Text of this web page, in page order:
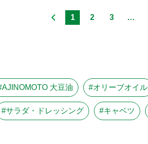
1 2 3 …
大豆油 #オリーブオイル
#サラダ・ドレッシング #キャベツ